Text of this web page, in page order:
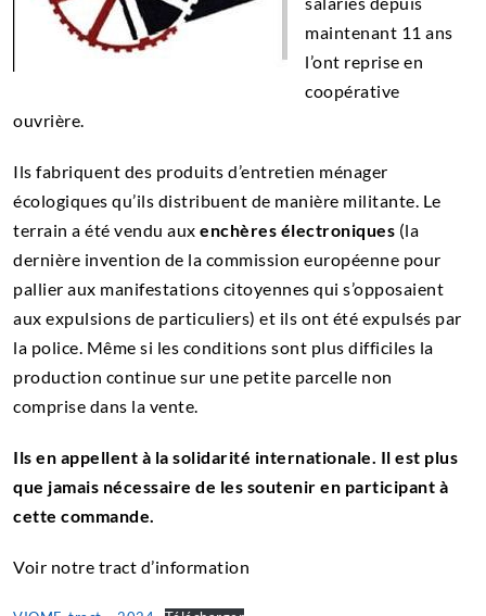
maintenant 11 ans
l’ont reprise en
coopérative
ouvrière.
Ils fabriquent des produits d’entretien ménager
écologiques qu’ils distribuent de manière militante. Le
terrain a été vendu aux enchères électroniques (la
dernière invention de la commission européenne pour
pallier aux manifestations citoyennes qui s’opposaient
aux expulsions de particuliers) et ils ont été expulsés par
la police. Même si les conditions sont plus difficiles la
production continue sur une petite parcelle non
comprise dans la vente.
Ils en appellent à la solidarité internationale. Il est plus
que jamais nécessaire de les soutenir en participant à
cette commande.
Voir notre tract d’information